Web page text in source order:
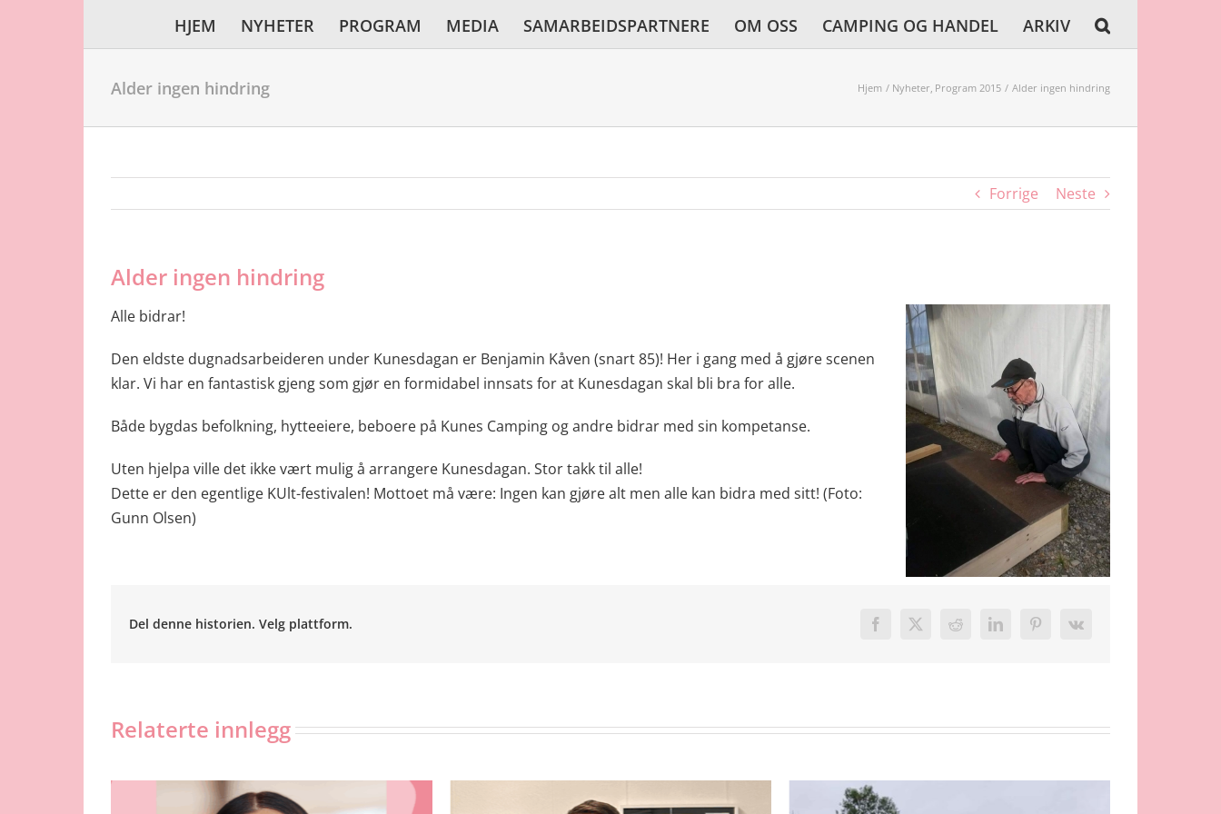
HJEM NYHETER PROGRAM MEDIA SAMARBEIDSPARTNERE OM OSS CAMPING OG HANDEL ARKIV
Alder ingen hindring Hjem Nyheter Program 2015 Alder ingen hindring
Forrige Neste
Alder ingen hindring
Alle bidrar!
Den eldste dugnadsarbeideren under Kunesdagan er Benjamin Kåven (snart 85)! Her i gang med å gjøre scenen
klar. Vi har en fantastisk gjeng som gjør en formidabel innsats for at Kunesdagan skal bli bra for alle.
Både bygdas befolkning, hytteeiere, beboere på Kunes Camping og andre bidrar med sin kompetanse.
Uten hjelpa ville det ikke vært mulig å arrangere Kunesdagan. Stor takk til alle!
Dette er den egentlige KUlt-festivalen! Mottoet må være: Ingen kan gjøre alt men alle kan bidra med sitt! (Foto:
Gunn Olsen)
Del denne historien. Velg plattform. Facebook
X Reddit LinkedInPinterest
Vk
Relaterte innlegg